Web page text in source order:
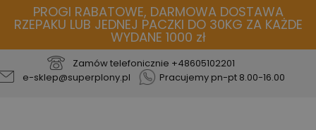
PROGI RABATOWE, DARMOWA DOSTAWA
RZEPAKU LUB JEDNEJ PACZKI DO 30KG ZA KAŻDE
WYDANE 1000 zł
Zamów telefonicznie +48605102201
e-sklep@superplony.pl
Pracujemy pn-pt 8.00-16.00